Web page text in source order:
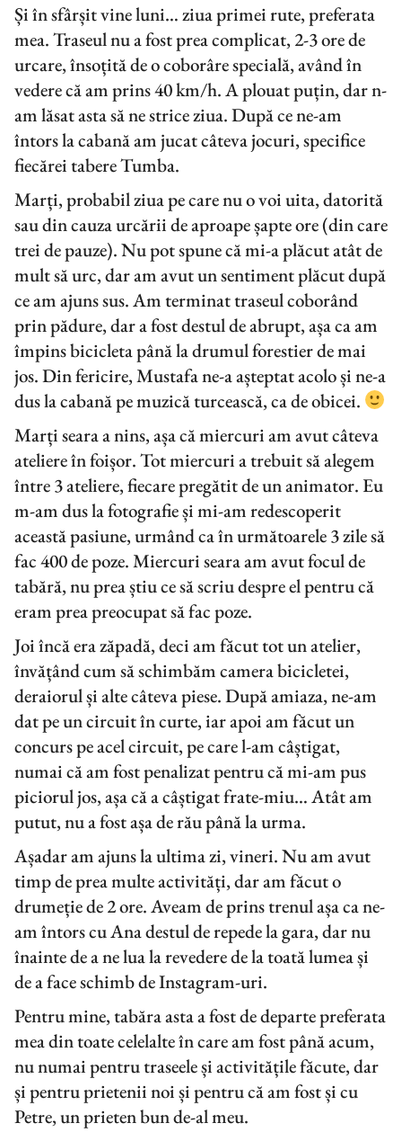
Și în sfârșit vine luni… ziua primei rute, preferata
mea. Traseul nu a fost prea complicat, 2-3 ore de
urcare, însoțită de o coborâre specială, având în
vedere că am prins 40 km/h. A plouat puțin, dar n-
am lăsat asta să ne strice ziua. După ce ne-am
întors la cabană am jucat câteva jocuri, specifice
fiecărei tabere Tumba.
Marți, probabil ziua pe care nu o voi uita, datorită
sau din cauza urcării de aproape șapte ore (din care
trei de pauze). Nu pot spune că mi-a plăcut atât de
mult să urc, dar am avut un sentiment plăcut după
ce am ajuns sus. Am terminat traseul coborând
prin pădure, dar a fost destul de abrupt, așa ca am
împins bicicleta până la drumul forestier de mai
jos. Din fericire, Mustafa ne-a așteptat acolo și ne-a
dus la cabană pe muzică turcească, ca de obicei.
Marți seara a nins, așa că miercuri am avut câteva
ateliere în foișor. Tot miercuri a trebuit să alegem
între 3 ateliere, fiecare pregătit de un animator. Eu
m-am dus la fotografie și mi-am redescoperit
această pasiune, urmând ca în următoarele 3 zile să
fac 400 de poze. Miercuri seara am avut focul de
tabără, nu prea știu ce să scriu despre el pentru că
eram prea preocupat să fac poze.
Joi încă era zăpadă, deci am făcut tot un atelier,
învățând cum să schimbăm camera bicicletei,
deraiorul și alte câteva piese. După amiaza, ne-am
dat pe un circuit în curte, iar apoi am făcut un
concurs pe acel circuit, pe care l-am câștigat,
numai că am fost penalizat pentru că mi-am pus
piciorul jos, așa că a câștigat frate-miu… Atât am
putut, nu a fost așa de rău până la urma.
Așadar am ajuns la ultima zi, vineri. Nu am avut
timp de prea multe activități, dar am făcut o
drumeție de 2 ore. Aveam de prins trenul așa ca ne-
am întors cu Ana destul de repede la gara, dar nu
înainte de a ne lua la revedere de la toată lumea și
de a face schimb de Instagram-uri.
Pentru mine, tabăra asta a fost de departe preferata
mea din toate celelalte în care am fost până acum,
nu numai pentru traseele și activitățile făcute, dar
și pentru prietenii noi și pentru că am fost și cu
Petre, un prieten bun de-al meu.